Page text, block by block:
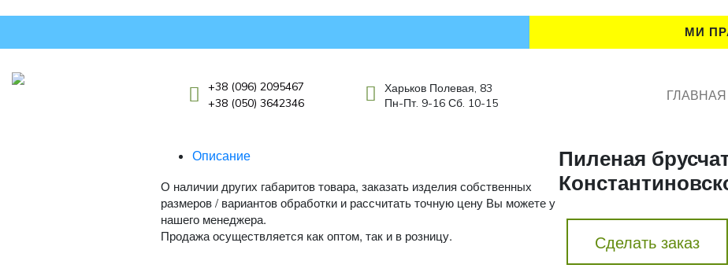
содержимому
МИ
+38 (096) 2095467
+38 (050) 3642346
Харьков Полевая, 83
Пн-Пт. 9-16 Сб. 10-15
ГЛАВНАЯ
Пиленая
Сделать заказ
Описание
О наличии других габаритов товара, заказать изделия собственных
размеров / вариантов обработки и рассчитать точную цену Вы можете у
нашего менеджера.
Продажа осуществляется как оптом, так и в розницу.